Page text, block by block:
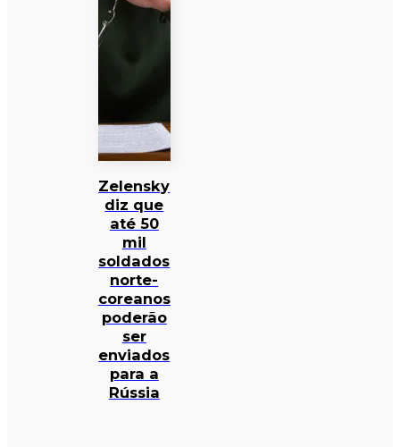
Zelensky
diz que
até 50
mil
soldados
norte-
coreanos
poderão
ser
enviados
para a
Rússia